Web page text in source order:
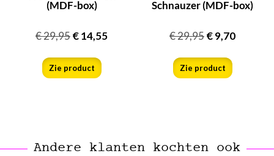
(MDF-box)
€29,95€14,55
Zie product
Schnauzer (MDF-box)
€29,95€9,70
Zie product
Andere klanten kochten ook